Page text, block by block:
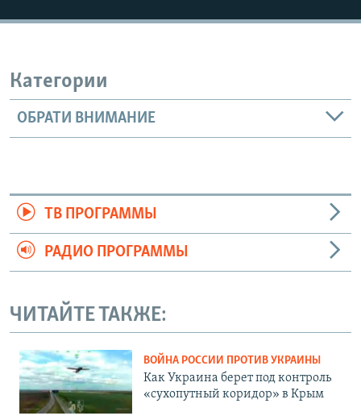
Категории
ОБРАТИ ВНИМАНИЕ
ТВ ПРОГРАММЫ
РАДИО ПРОГРАММЫ
ЧИТАЙТЕ ТАКЖЕ:
ВОЙНА РОССИИ ПРОТИВ УКРАИНЫ
Как Украина берет под контроль
«сухопутный коридор» в Крым